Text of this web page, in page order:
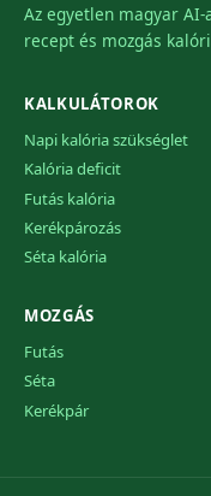
Az egyetlen magyar
recept és mozgás
KALKULÁTOROK
Napi kalória szükséglet
Kalória deficit
Futás kalória
Kerékpározás
Séta kalória
MOZGÁS
Futás
Séta
Kerékpár